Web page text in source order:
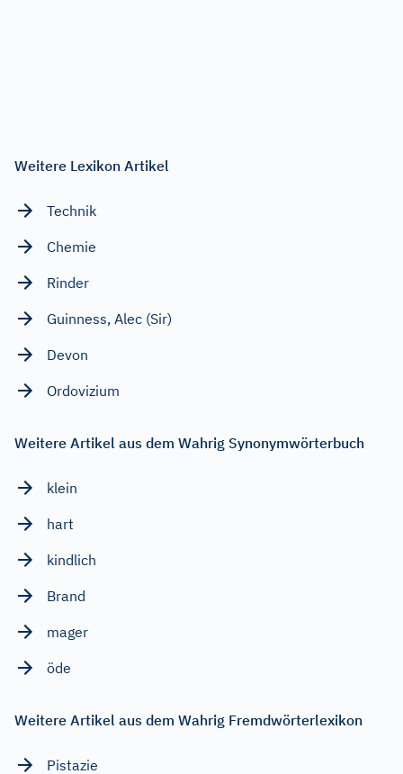
Weitere Lexikon Artikel
Technik
Chemie
Rinder
Guinness, Alec (Sir)
Devon
Ordovizium
Weitere Artikel aus dem Wahrig Synonymwörterbuch
klein
hart
kindlich
Brand
mager
öde
Weitere Artikel aus dem Wahrig Fremdwörterlexikon
Pistazie